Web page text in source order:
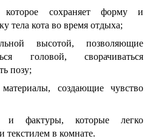
которое сохраняет форму и
тела кота во время отдыха;
высотой, позволяющие
головой, сворачиваться
позу;
создающие чувство
и фактуры, которые легко
текстилем в комнате.